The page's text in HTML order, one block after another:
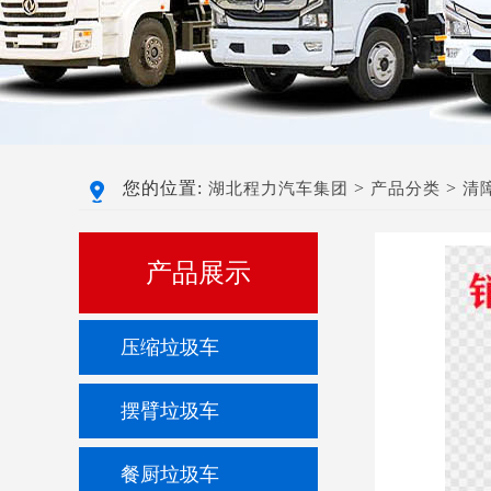
您的位置: 湖北程力汽车集团 > 产品分类 > 清
产品展示
压缩垃圾车
摆臂垃圾车
餐厨垃圾车